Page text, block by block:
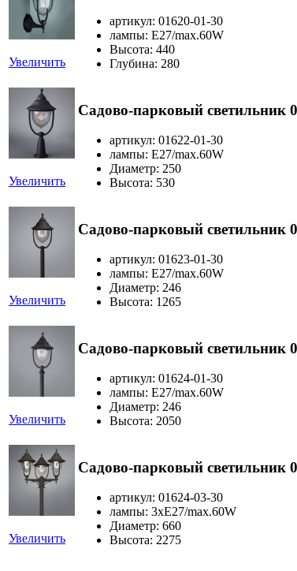
Увеличить
артикул: 01620-01-30
лампы: E27/max.60W
Высота: 440
Глубина: 280
Увеличить
Садово-парковый светильник
артикул: 01622-01-30
лампы: E27/max.60W
Диаметр: 250
Высота: 530
Увеличить
Садово-парковый светильник
артикул: 01623-01-30
лампы: E27/max.60W
Диаметр: 246
Высота: 1265
Увеличить
Садово-парковый светильник
артикул: 01624-01-30
лампы: E27/max.60W
Диаметр: 246
Высота: 2050
Увеличить
Садово-парковый светильник
артикул: 01624-03-30
лампы: 3хE27/max.60W
Диаметр: 660
Высота: 2275